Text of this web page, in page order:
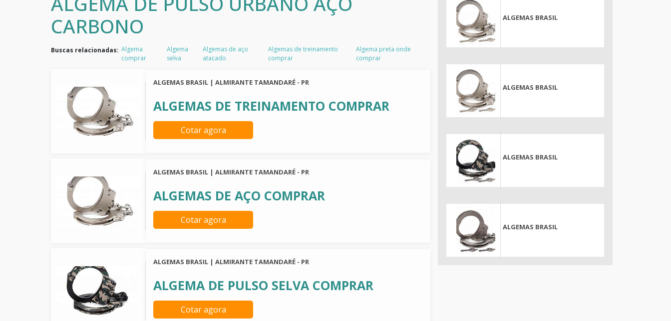
CARBONO
Buscas relacionadas: Algema
comprar
Algema
selva
Algemas de aço
atacado
Algemas de treinamento
comprar
Algema preta onde
comprar
ALGEMAS BRASIL | ALMIRANTE TAMANDARÉ - PR
ALGEMAS DE TREINAMENTO COMPRAR
Cotar agora
ALGEMAS BRASIL | ALMIRANTE TAMANDARÉ - PR
ALGEMAS DE AÇO COMPRAR
Cotar agora
ALGEMAS BRASIL | ALMIRANTE TAMANDARÉ - PR
ALGEMA DE PULSO SELVA COMPRAR
Cotar agora
ALGEMAS BRASIL
ALGEMAS BRASIL
ALGEMAS BRASIL
ALGEMAS BRASIL